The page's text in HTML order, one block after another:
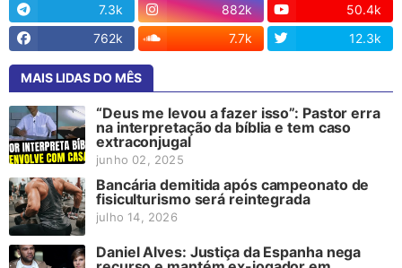
7.3k 882k
50.4k
762k
7.7k 12.3k
MAIS LIDAS DO MÊS
“Deus me levou a fazer isso”: Pastor erra
na interpretação da bíblia e tem caso
extraconjugal
junho 02, 2025
Bancária demitida após campeonato de
fisiculturismo será reintegrada
julho 14, 2026
Daniel Alves: Justiça da Espanha nega